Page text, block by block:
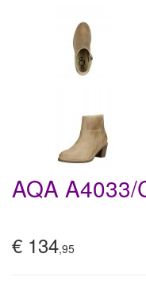
AQA A4033/
€ 134,95